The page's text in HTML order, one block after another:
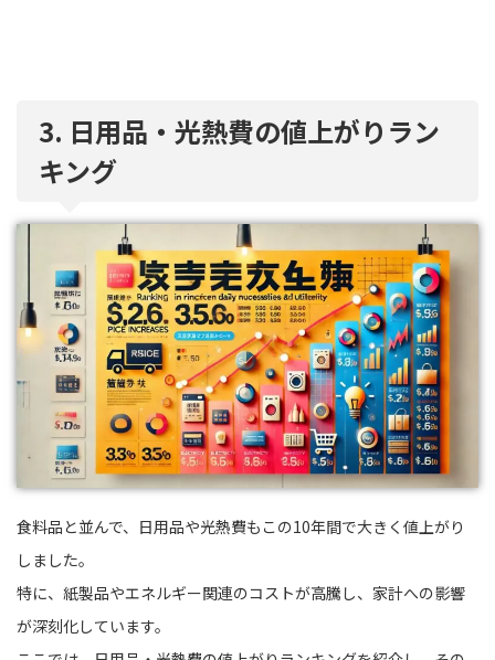
3. 日用品・光熱費の値上がりラン
キング
食料品と並んで、日用品や光熱費もこの10年間で大きく値上がり
しました。
特に、紙製品やエネルギー関連のコストが高騰し、家計への影響
が深刻化しています。